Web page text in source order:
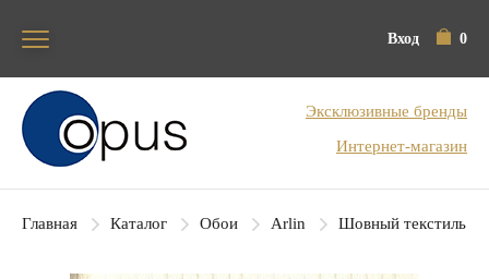
Вход 0
Блок поиска
Эксклюзивные бренды
Интернет-магазин
Главная Каталог Обои Arlin Шовный текстиль